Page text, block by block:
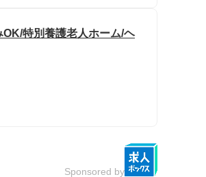
OK/特別養護老人ホーム/ヘ
Sponsored by